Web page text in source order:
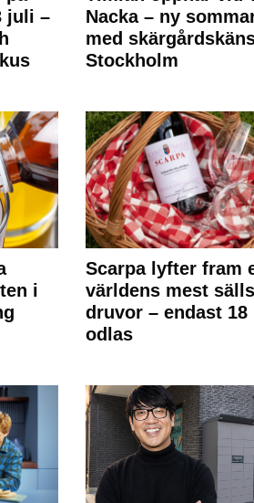
juli –
Nacka – ny
med
Stockholm
i
Scarpa lyfter fram
världens mest
druvor – endast 18
odlas